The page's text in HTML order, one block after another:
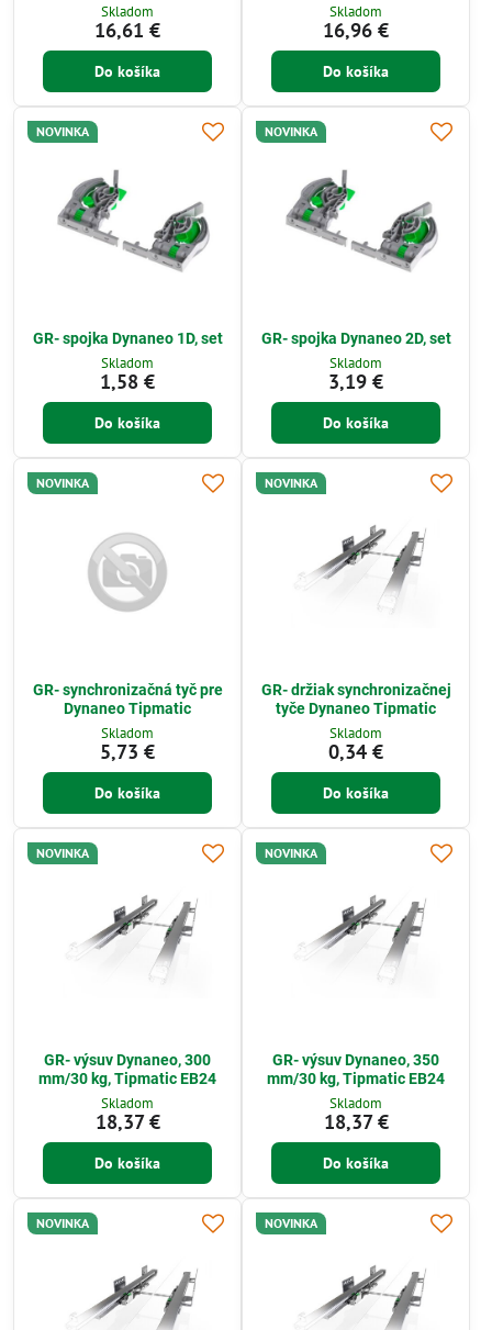
Skladom
16,61 €
Do košíka
Skladom
16,96 €
Do košíka
NOVINKA
GR- spojka Dynaneo 1D, set
Skladom
1,58 €
Do košíka
NOVINKA
GR- spojka Dynaneo 2D, set
Skladom
3,19 €
Do košíka
NOVINKA
GR- synchronizačná tyč pre
Dynaneo Tipmatic
Skladom
5,73 €
Do košíka
NOVINKA
GR- držiak synchronizačnej
tyče Dynaneo Tipmatic
Skladom
0,34 €
Do košíka
NOVINKA
GR- výsuv Dynaneo, 300
mm/30 kg, Tipmatic EB24
Skladom
18,37 €
Do košíka
NOVINKA
GR- výsuv Dynaneo, 350
mm/30 kg, Tipmatic EB24
Skladom
18,37 €
Do košíka
NOVINKA NOVINKA